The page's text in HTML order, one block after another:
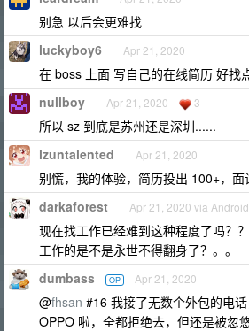
别急 以后会更难找
luckyboy6 Apr 21, 2020
在 boss 上面 写自己的在线简历 好找
nullboy Apr 21, 2020 3
所以 sz 到底是苏州还是深圳......
lzuntalented Apr 21, 2020
别慌，我的体验，简历投出 100+，
darkaforest Apr 21, 2020 via Android
现在找工作已经难到这种程度了吗？
工作的是不是永世不得翻身了？。。
dumbass OP Apr 21, 2020
@fhsan #16 我接了无数个外包的电话
OPPO 啦，全都拒绝去，但还是被忽